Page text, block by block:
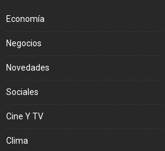
Economía
Negocios
Novedades
Sociales
Cine Y TV
Clima